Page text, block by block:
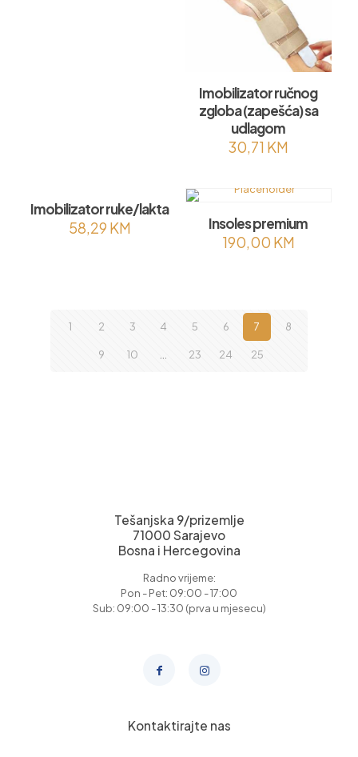
Imobilizator ručnog
zgloba (zapešća) sa
udlagom
30,71 KM
Imobilizator ruke/lakta
58,29 KM Insoles premium
190,00 KM
1 2 3 4 5 6 7 8
9 10 … 23 24 25
Tešanjska 9/prizemlje
71000 Sarajevo
Bosna i Hercegovina
Radno vrijeme:
Pon - Pet: 09:00 - 17:00
Sub: 09:00 - 13:30 (prva u mjesecu)
Kontaktirajte nas